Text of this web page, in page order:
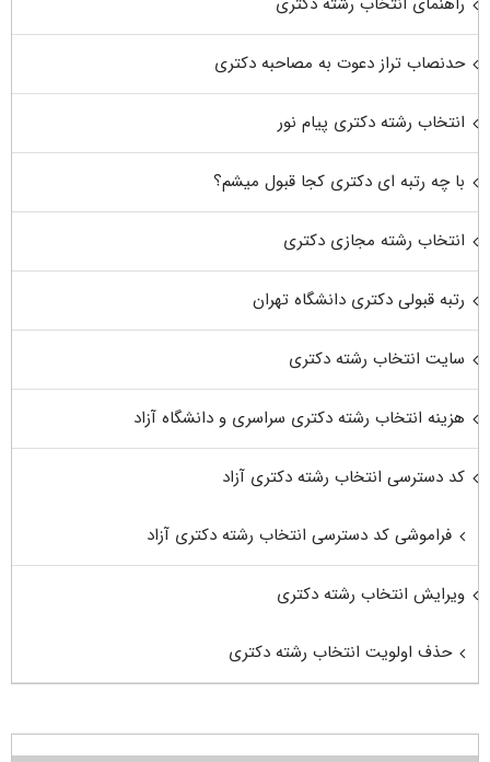
حدنصاب تراز دعوت به مصاحبه دکتری
انتخاب رشته دکتری پیام نور
با چه رتبه ای دکتری کجا قبول میشم؟
انتخاب رشته مجازی دکتری
رتبه قبولی دکتری دانشگاه تهران
سایت انتخاب رشته دکتری
هزینه انتخاب رشته دکتری سراسری و دانشگاه آزاد
کد دسترسی انتخاب رشته دکتری آزاد
فراموشی کد دسترسی انتخاب رشته دکتری آزاد
ویرایش انتخاب رشته دکتری
حذف اولویت انتخاب رشته دکتری